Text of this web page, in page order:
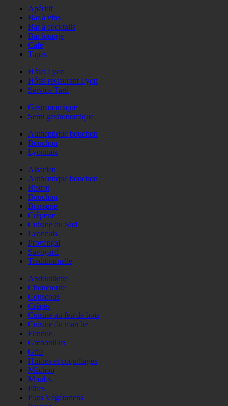
Apéritif
Bar à vins
Bar à cocktails
Bar lounge
Café
Tapas
Hôtel Lyon
Hôtel restaurant Lyon
Service Tard
Gastronomique
Semi gastronomique
Authentique bouchon
Bouchon
Lyonnais
Alsacien
Authentique bouchon
Bistrot
Bouchon
Brasserie
Crêperie
Cuisine du Sud
Lyonnais
Provençal
Savoyard
Traditionnelle
Andouillette
Choucroute
Couscous
Crêpes
Cuisine au feu de bois
Cuisine du marché
Fondue
Grenouilles
Grill
Huitres et coquillages
Mâchon
Moules
Pâtes
Plats Végétariens